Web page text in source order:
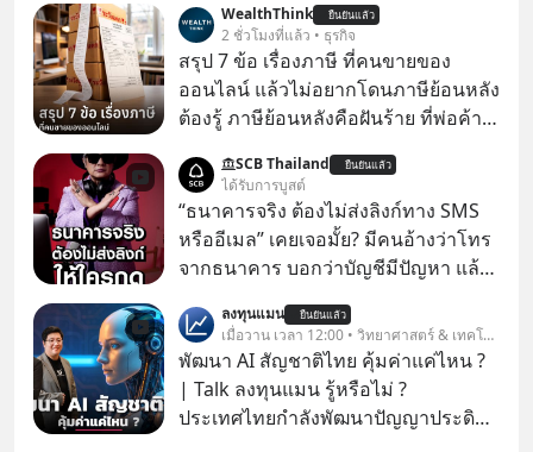
WealthThink ยืนยันแล้ว
2 ชั่วโมงที่แล้ว • ธุรกิจ
สรุป 7 ข้อ เรื่องภาษี ที่คนขายของ
ออนไลน์ แล้วไม่อยากโดนภาษีย้อนหลัง
ต้องรู้ ภาษีย้อนหลังคือฝันร้าย ที่พ่อค้า
SCB Thailand ยืนยันแล้ว
ได้รับการบูสต์
“ธนาคารจริง ต้องไม่ส่งลิงก์ทาง SMS
หรืออีเมล” เคยเจอมั้ย? มีคนอ้างว่าโทร
จากธนาคาร บอกว่าบัญชีมีปัญหา แล้ว
ทันที มาฟัง “ป้าเก๋าเล่ากลโกง” เพื่อรู้ทัน
มุกหลอกลวงในคราบความน่าเชื่อถือ
กันค่ะ #แก้เกมกลโกง #ป้าเก๋าเล่ากล
โกง #LivesSustainably #อยู่อย่าง
ลงทุนแมน ยืนยันแล้ว
เมื่อวาน เวลา 12:00 • วิทยาศาสตร์ & เทคโนโลยี
พัฒนา AI สัญชาติไทย คุ้มค่าแค่ไหน ?
| Talk ลงทุนแมน รู้หรือไม่ ?
ประเทศไทยกำลังพัฒนาปัญญาประดิษฐ์